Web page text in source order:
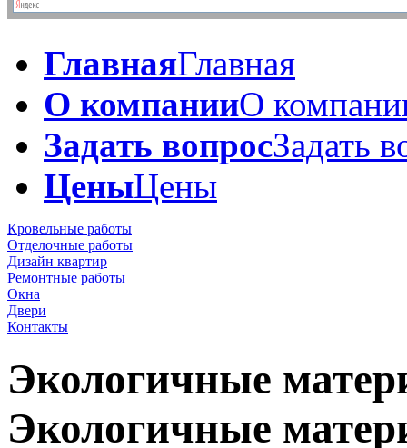
ГлавнаяГлавная
О компанииО
Задать вопросЗадать
ЦеныЦены
Кровельные работы
Отделочные работы
Дизайн квартир
Ремонтные работы
Окна
Двери
Контакты
Экологичные
Экологичные